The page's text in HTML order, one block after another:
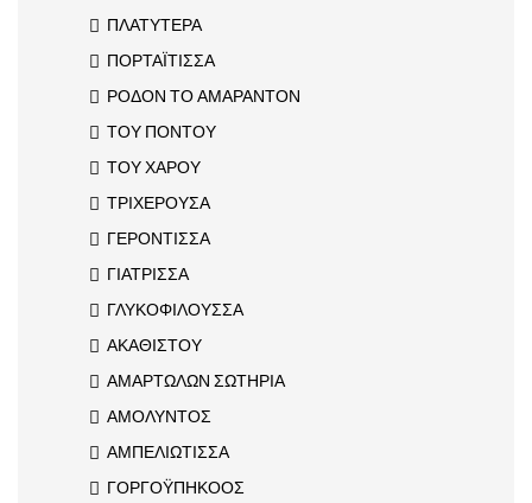
ΠΛΑΤΥΤΕΡΑ
ΠΟΡΤΑΪΤΙΣΣΑ
ΡΟΔΟΝ ΤΟ ΑΜΑΡΑΝΤΟΝ
ΤΟΥ ΠΟΝΤΟΥ
ΤΟΥ ΧΑΡΟΥ
ΤΡΙΧΕΡΟΥΣΑ
ΓΕΡΟΝΤΙΣΣΑ
ΓΙΑΤΡΙΣΣΑ
ΓΛΥΚΟΦΙΛΟΥΣΣΑ
ΑΚΑΘΙΣΤΟΥ
ΑΜΑΡΤΩΛΩΝ ΣΩΤΗΡΙΑ
ΑΜΟΛΥΝΤΟΣ
ΑΜΠΕΛΙΩΤΙΣΣΑ
ΓΟΡΓΟΫΠΗΚΟΟΣ